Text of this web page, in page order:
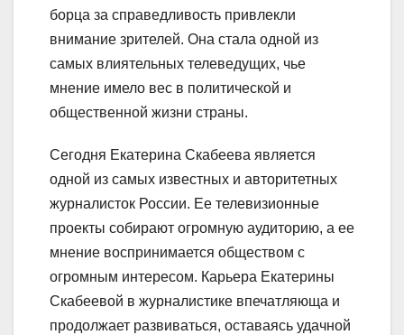
борца за справедливость привлекли
внимание зрителей. Она стала одной из
самых влиятельных телеведущих, чье
мнение имело вес в политической и
общественной жизни страны.
Сегодня Екатерина Скабеева является
одной из самых известных и авторитетных
журналисток России. Ее телевизионные
проекты собирают огромную аудиторию, а ее
мнение воспринимается обществом с
огромным интересом. Карьера Екатерины
Скабеевой в журналистике впечатляюща и
продолжает развиваться, оставаясь удачной